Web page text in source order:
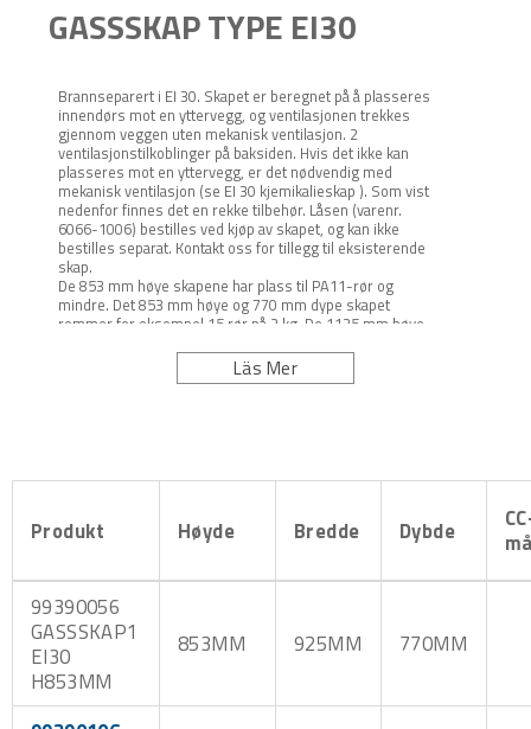
GASSSKAP TYPE EI30
Brannseparert i EI 30. Skapet er beregnet på å plasseres
innendørs mot en yttervegg, og ventilasjonen trekkes
gjennom veggen uten mekanisk ventilasjon. 2
ventilasjonstilkoblinger på baksiden. Hvis det ikke kan
plasseres mot en yttervegg, er det nødvendig med
mekanisk ventilasjon (se EI 30 kjemikalieskap ). Som vist
nedenfor finnes det en rekke tilbehør. Låsen (varenr.
6066-1006) bestilles ved kjøp av skapet, og kan ikke
bestilles separat. Kontakt oss for tillegg til eksisterende
skap.
De 853 mm høye skapene har plass til PA11-rør og
mindre. Det 853 mm høye og 770 mm dype skapet
rommer for eksempel 15 rør på 2 kg. De 1125 mm høye
alternativer kan lagres på vognen: 6 x 2012 (2 kg), 6 x PA6
(6 kg), 2 x P6 (6 kg) eller 2 x P11.
holdbarhet Godt utført i henhold til SS 839030. Funksjon
Läs Mer
Produkt Høyde Bredde Dybde
99390056
GASSSKAP1
EI30
H853MM
853MM 925MM 770MM